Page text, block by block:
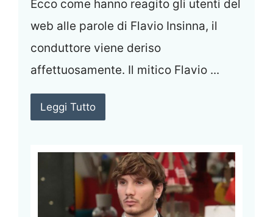
Ecco come hanno reagito gli utenti del
web alle parole di Flavio Insinna, il
conduttore viene deriso
affettuosamente. Il mitico Flavio ...
Leggi Tutto